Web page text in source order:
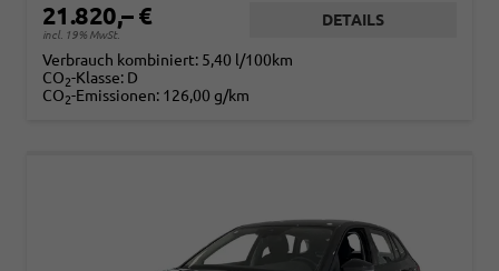
21.820,– €
incl. 19% MwSt.
DETAILS
Verbrauch kombiniert: 5,40 l/100km
CO2-Klasse: D
CO2-Emissionen: 126,00 g/km